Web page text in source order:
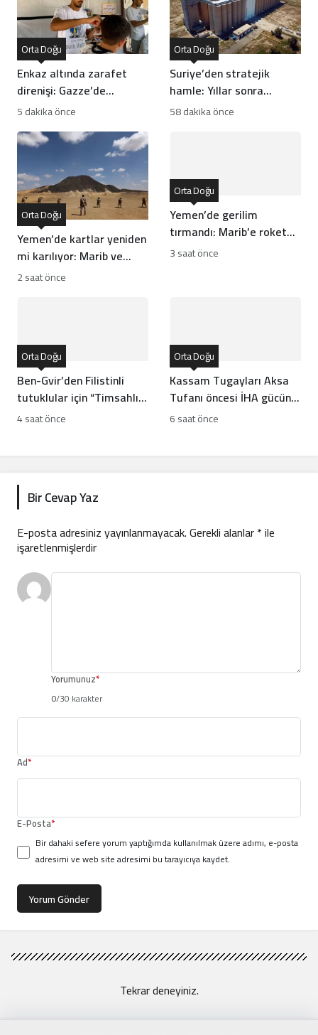
Enkaz altında zarafet
direnişi: Gazze’de
kuaförler çaresizliğe
Orta Doğu
5 dakika önce
Suriye’den stratejik
hamle: Yıllar sonra
buğdayda tarihi rekor!
Orta Doğu
58 dakika önce
Yemen’de kartlar yeniden
mi karılıyor: Marib ve
Hadramut’a füze saldırısı
Orta Doğu
2 saat önce
Yemen’de gerilim
tırmandı: Marib’e roket
ve İHA’lı saldırı!
Orta Doğu
3 saat önce
Ben-Gvir’den Filistinli
tutuklular için “Timsahlı
hendek” projesi
Orta Doğu
4 saat önce
Kassam Tugayları Aksa
Tufanı öncesi İHA gücünü
nasıl geliştirdi?
Orta Doğu
6 saat önce
Bir Cevap Yaz
E-posta adresiniz yayınlanmayacak.Gerekli alanlar*ile
işaretlenmişlerdir
Yorumunuz*
0/30 karakter
Ad*
E-Posta*
Bir dahaki sefere yorum yaptığımda kullanılmak üzere adımı, e-posta
adresimi ve web site adresimi bu tarayıcıya kaydet.
Yorum Gönder
Tekrar deneyiniz.